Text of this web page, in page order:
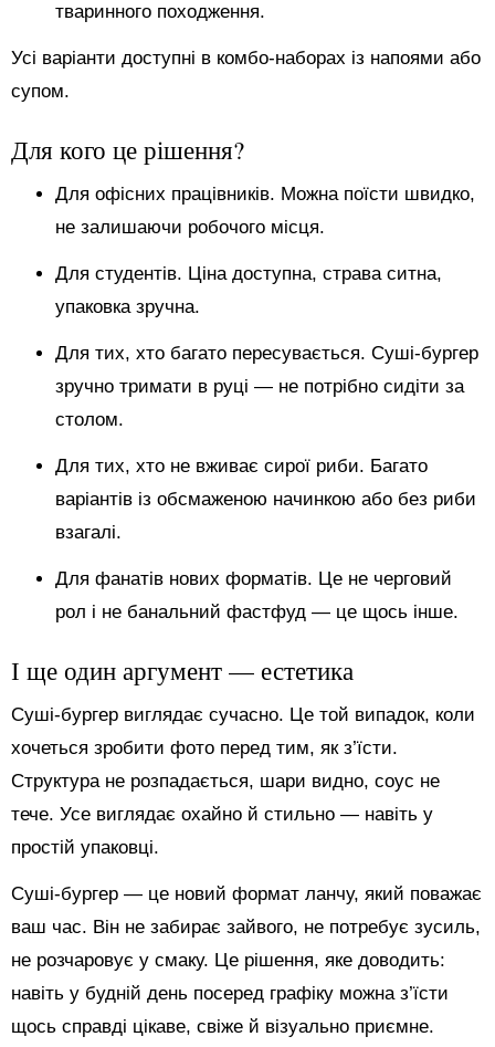
тваринного походження.
Усі варіанти доступні в комбо-наборах із напоями або
супом.
Для кого це рішення?
Для офісних працівників. Можна поїсти швидко,
не залишаючи робочого місця.
Для студентів. Ціна доступна, страва ситна,
упаковка зручна.
Для тих, хто багато пересувається. Суші-бургер
зручно тримати в руці — не потрібно сидіти за
столом.
Для тих, хто не вживає сирої риби. Багато
варіантів із обсмаженою начинкою або без риби
взагалі.
Для фанатів нових форматів. Це не черговий
рол і не банальний фастфуд — це щось інше.
І ще один аргумент — естетика
Суші-бургер виглядає сучасно. Це той випадок, коли
хочеться зробити фото перед тим, як з’їсти.
Структура не розпадається, шари видно, соус не
тече. Усе виглядає охайно й стильно — навіть у
простій упаковці.
Суші-бургер — це новий формат ланчу, який поважає
ваш час. Він не забирає зайвого, не потребує зусиль,
не розчаровує у смаку. Це рішення, яке доводить:
навіть у будній день посеред графіку можна з’їсти
щось справді цікаве, свіже й візуально приємне.